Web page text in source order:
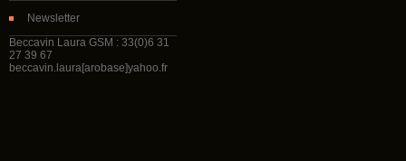
Newsletter
Beccavin Laura GSM : 33(0)6 31
27 39 67
beccavin.laura[arobase]yahoo.fr